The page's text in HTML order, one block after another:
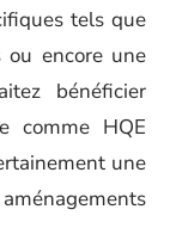
tels que
ou encore une
bénéficier
comme HQE
une